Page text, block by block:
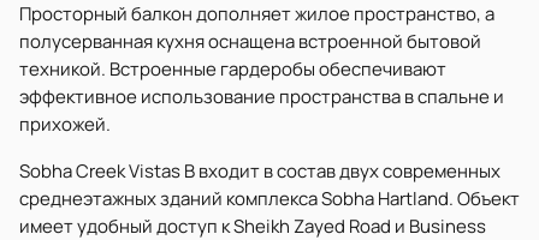
Просторный балкон дополняет жилое пространство, а
полусерванная кухня оснащена встроенной бытовой
техникой. Встроенные гардеробы обеспечивают
эффективное использование пространства в спальне и
прихожей.
Sobha Creek Vistas B входит в состав двух современных
среднеэтажных зданий комплекса Sobha Hartland. Объект
имеет удобный доступ к Sheikh Zayed Road и Business